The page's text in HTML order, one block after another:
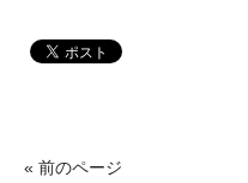
« 前のページ